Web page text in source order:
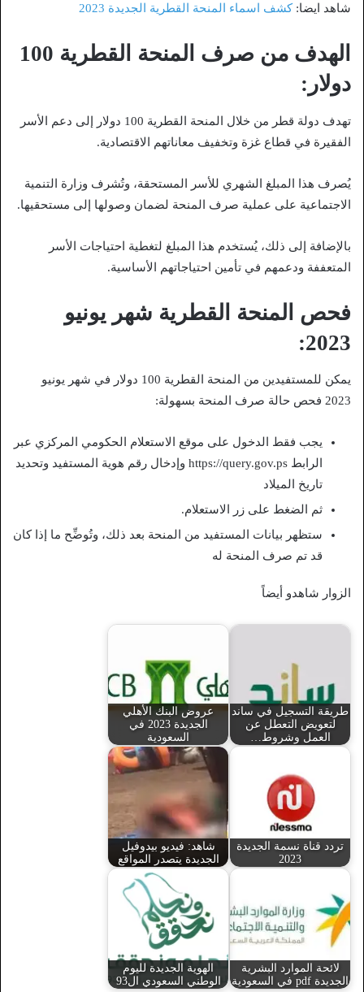
شاهد ايضا:كشف اسماء المنحة القطرية الجديدة 2023
الهدف من صرف المنحة القطرية 100
دولار:
تهدف دولة قطر من خلال المنحة القطرية 100 دولار إلى دعم الأسر
الفقيرة في قطاع غزة وتخفيف معاناتهم الاقتصادية.
يُصرف هذا المبلغ الشهري للأسر المستحقة، وتُشرف وزارة التنمية
الاجتماعية على عملية صرف المنحة لضمان وصولها إلى مستحقيها.
بالإضافة إلى ذلك، يُستخدم هذا المبلغ لتغطية احتياجات الأسر
المتعففة ودعمهم في تأمين احتياجاتهم الأساسية.
فحص المنحة القطرية شهر يونيو
2023:
يمكن للمستفيدين من المنحة القطرية 100 دولار في شهر يونيو
2023 فحص حالة صرف المنحة بسهولة:
يجب فقط الدخول على موقع الاستعلام الحكومي المركزي عبر
الرابط https://query.gov.ps وإدخال رقم هوية المستفيد وتحديد
تاريخ الميلاد
ثم الضغط على زر الاستعلام.
ستظهر بيانات المستفيد من المنحة بعد ذلك، وتُوضِّح ما إذا كان
قد تم صرف المنحة له
الزوار شاهدو أيضاً
طريقة التسجيل في ساند
لتعويض التعطل عن
العمل وشروط…
عروض البنك الأهلي
الجديدة 2023 في
السعودية
تردد قناة نسمة الجديدة
2023
شاهد: فيديو بيدوفيل
الجديدة يتصدر المواقع
لائحة الموارد البشرية
الجديدة pdf في السعودية
الهوية الجديدة لليوم
الوطني السعودي ال93